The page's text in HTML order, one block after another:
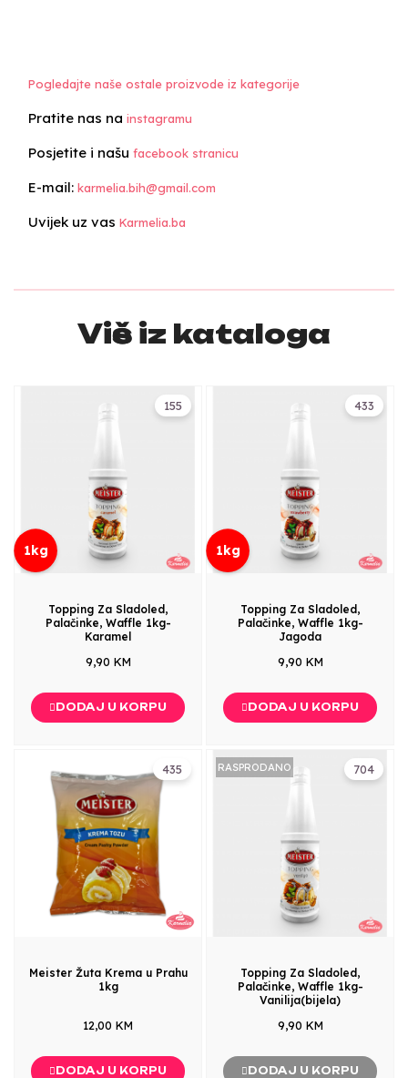
Pogledajte naše ostale proizvode iz kategorije
Pratite nas na instagramu
Posjetite i našu facebook stranicu
E-mail: karmelia.bih@gmail.com
Uvijek uz vas Karmelia.ba
Više iz kataloga
155
1kg
Topping Za Sladoled,
Palačinke, Waffle 1kg-
Karamel
9,90 KM
DODAJ U KORPU
433
1kg
Topping Za Sladoled,
Palačinke, Waffle 1kg-
Jagoda
9,90 KM
DODAJ U KORPU
435
Meister Žuta Krema u Prahu
1kg
12,00 KM
DODAJ U KORPU
704
RASPRODANO
Topping Za Sladoled,
Palačinke, Waffle 1kg-
Vanilija(bijela)
9,90 KM
DODAJ U KORPU